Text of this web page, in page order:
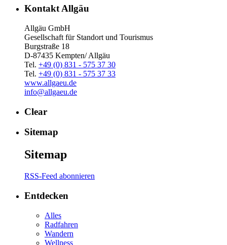
Kontakt Allgäu
Allgäu GmbH
Gesellschaft für Standort und Tourismus
Burgstraße 18
D-87435 Kempten/ Allgäu
Tel. +49 (0) 831 - 575 37 30
Tel. +49 (0) 831 - 575 37 33
www.allgaeu.de
info@allgaeu.de
Clear
Sitemap
Sitemap
RSS-Feed abonnieren
Entdecken
Alles
Radfahren
Wandern
Wellness